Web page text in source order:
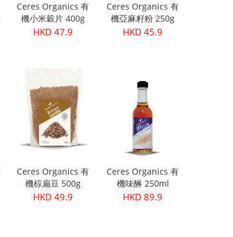
Ceres Organics 有
機小米穀片 400g
HKD 47.9
Ceres Organics 有
機亞麻籽粉 250g
HKD 45.9
Ceres Organics 有
機棕扁豆 500g
HKD 49.9
Ceres Organics 有
機味醂 250ml
HKD 89.9